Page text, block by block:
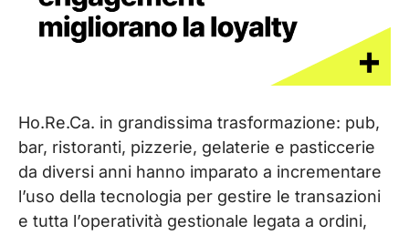
Ho.Re.Ca. in grandissima trasformazione: pub,
bar, ristoranti, pizzerie, gelaterie e pasticcerie
da diversi anni hanno imparato a incrementare
l’uso della tecnologia per gestire le transazioni
e tutta l’operatività gestionale legata a ordini,